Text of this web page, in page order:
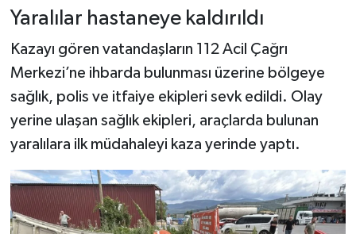
Yaralılar hastaneye kaldırıldı
Kazayı gören vatandaşların 112 Acil Çağrı
Merkezi’ne ihbarda bulunması üzerine bölgeye
sağlık, polis ve itfaiye ekipleri sevk edildi. Olay
yerine ulaşan sağlık ekipleri, araçlarda bulunan
yaralılara ilk müdahaleyi kaza yerinde yaptı.
Dünya Haberleri
Haber Arşivi